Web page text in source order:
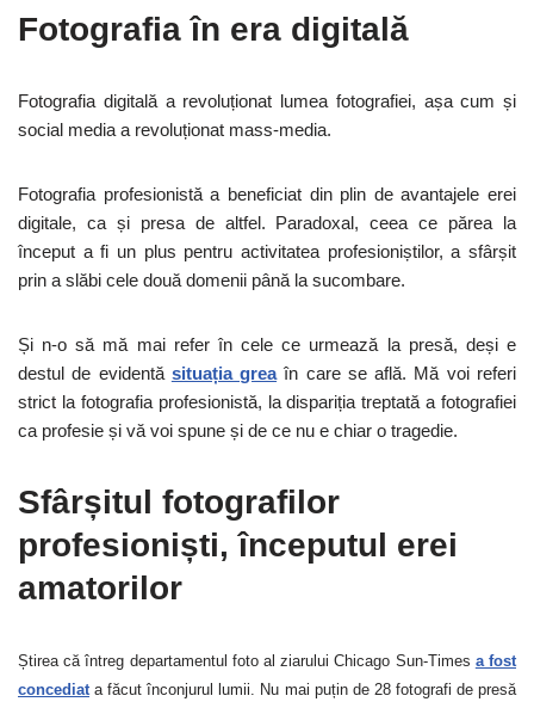
Fotografia în era digitală
Fotografia digitală a revoluționat lumea fotografiei, așa cum și
social media a revoluționat mass-media.
Fotografia profesionistă a beneficiat din plin de avantajele erei
digitale, ca și presa de altfel. Paradoxal, ceea ce părea la
început a fi un plus pentru activitatea profesioniștilor, a sfârșit
prin a slăbi cele două domenii până la sucombare.
Și n-o să mă mai refer în cele ce urmează la presă, deși e
destul de evidentă situația greaîn care se află. Mă voi referi
strict la fotografia profesionistă, la dispariția treptată a fotografiei
ca profesie și vă voi spune și de ce nu e chiar o tragedie.
Sfârșitul fotografilor
profesioniști, începutul erei
amatorilor
Știrea că întreg departamentul foto al ziarului Chicago Sun-Times a fost
concediata făcut înconjurul lumii. Nu mai puțin de 28 fotografi de presă